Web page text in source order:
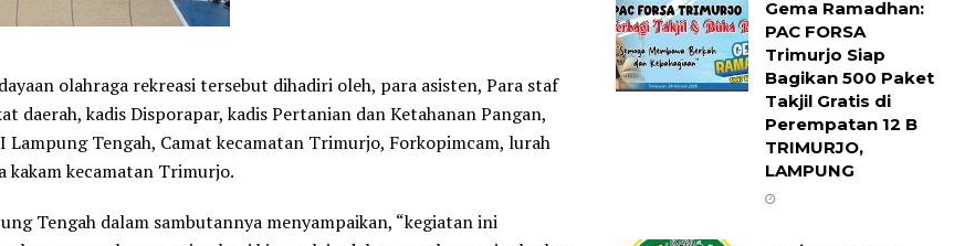
olahraga rekreasi tersebut dihadiri oleh, para asisten, Para staf
daerah, kadis Disporapar, kadis Pertanian dan Ketahanan Pangan,
Lampung Tengah, Camat kecamatan Trimurjo, Forkopimcam, lurah
kakam kecamatan Trimurjo.
Tengah dalam sambutannya menyampaikan, “kegiatan ini
Gema Ramadhan:
PAC FORSA
Trimurjo Siap
Bagikan 500 Paket
Takjil Gratis di
Perempatan 12 B ​
TRIMURJO,
LAMPUNG